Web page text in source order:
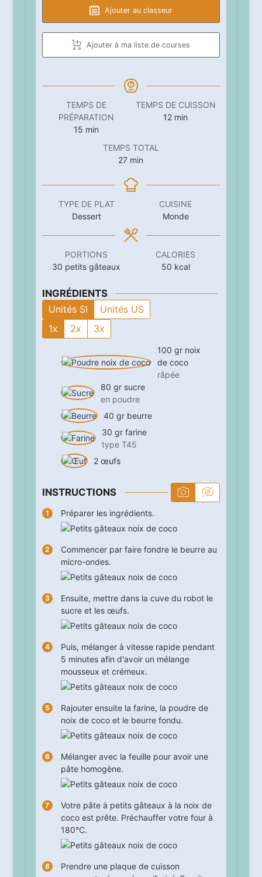
Ajouter au classeur
Ajouter à ma liste de courses
TEMPS DE
PRÉPARATION
15 minutes
min
TEMPS DE CUISSON
12minutes
min
TEMPS TOTAL
27minutes
min
TYPE DE PLAT
Dessert
CUISINE
Monde
PORTIONS
30 petits gâteaux
CALORIES
50 kcal
INGRÉDIENTS
Unités SI
Unités US
1x
2x 3x
100 gr noix
de coco
râpée
80 gr sucre
en poudre
40 gr beurre
30 gr farine
type T45
2 œufs
INSTRUCTIONS
Préparer les ingrédients.
Commencer par faire fondre le beurre au
micro-ondes.
Ensuite, mettre dans la cuve du robot le
sucre et les œufs.
Puis, mélanger à vitesse rapide pendant
5 minutes afin d'avoir un mélange
mousseux et crémeux.
Rajouter ensuite la farine, la poudre de
noix de coco et le beurre fondu.
Mélanger avec la feuille pour avoir une
pâte homogène.
Votre pâte à petits gâteaux à la noix de
coco est prête. Préchauffer votre four à
180°C.
Prendre une plaque de cuisson